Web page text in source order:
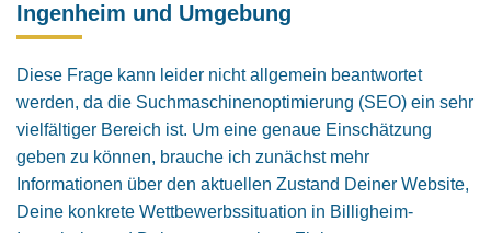
Ingenheim und Umgebung
Diese Frage kann leider nicht allgemein beantwortet
werden, da die Suchmaschinenoptimierung (SEO) ein sehr
vielfältiger Bereich ist. Um eine genaue Einschätzung
geben zu können, brauche ich zunächst mehr
Informationen über den aktuellen Zustand Deiner Website,
Deine konkrete Wettbewerbssituation in Billigheim-